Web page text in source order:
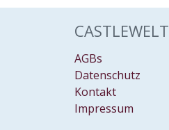
CASTLEWELT
AGBs
Datenschutz
Kontakt
Impressum